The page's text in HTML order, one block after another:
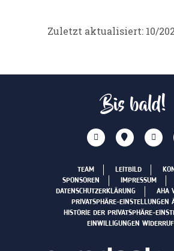
Zuletzt aktualisiert: 10/
Bis bald!
TEAM LEITBILD
SPONSOREN
IMPRESSUM
DATENSCHUTZERKLÄRUNG
AHA
PRIVATSPHÄRE-EINSTELLUNGEN
HISTORIE DER PRIVATSPHÄRE-
EINWILLIGUNGEN